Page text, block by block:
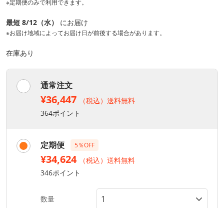
※定期便のみで利用できます。
最短 8/12（水） にお届け
※お届け地域によってお届け日が前後する場合があります。
在庫あり
通常注文
¥36,447
（税込）送料無料
364ポイント
定期便 5％OFF
¥34,624
（税込）送料無料
346ポイント
数量